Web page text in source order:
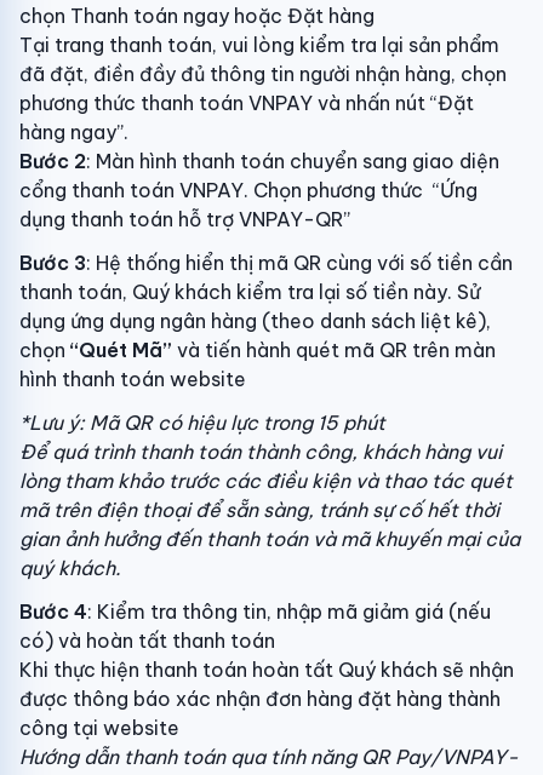
chọn Thanh toán ngay hoặc Đặt hàng
Tại trang thanh toán, vui lòng kiểm tra lại sản phẩm
đã đặt, điền đầy đủ thông tin người nhận hàng, chọn
phương thức thanh toán VNPAY và nhấn nút “Đặt
hàng ngay”.
Bước 2: Màn hình thanh toán chuyển sang giao diện
cổng thanh toán VNPAY. Chọn phương thức “Ứng
dụng thanh toán hỗ trợ VNPAY-QR”
Bước 3: Hệ thống hiển thị mã QR cùng với số tiền cần
thanh toán, Quý khách kiểm tra lại số tiền này. Sử
dụng ứng dụng ngân hàng (theo danh sách liệt kê),
chọn “Quét Mã” và tiến hành quét mã QR trên màn
hình thanh toán website
*Lưu ý: Mã QR có hiệu lực trong 15 phút
Để quá trình thanh toán thành công, khách hàng vui
lòng tham khảo trước các điều kiện và thao tác quét
mã trên điện thoại để sẵn sàng, tránh sự cố hết thời
gian ảnh hưởng đến thanh toán và mã khuyến mại của
quý khách.
Bước 4: Kiểm tra thông tin, nhập mã giảm giá (nếu
có) và hoàn tất thanh toán
Khi thực hiện thanh toán hoàn tất Quý khách sẽ nhận
được thông báo xác nhận đơn hàng đặt hàng thành
công tại website
Hướng dẫn thanh toán qua tính năng QR Pay/VNPAY-